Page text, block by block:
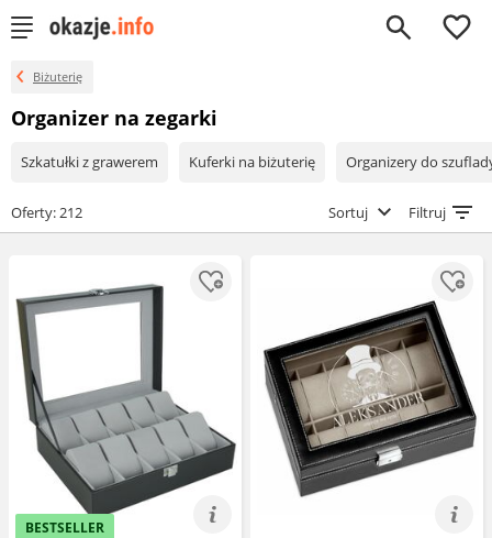
0
Biżuterię
Organizer na zegarki
Szkatułki z grawerem Kuferki na biżuterię Organizery do
Oferty: 212 Sortuj Filtruj
BESTSELLER